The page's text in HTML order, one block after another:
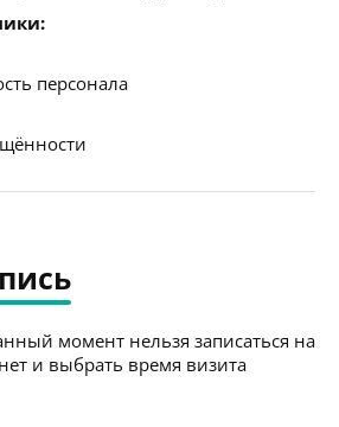
персонала
момент нельзя записаться на
и выбрать время визита